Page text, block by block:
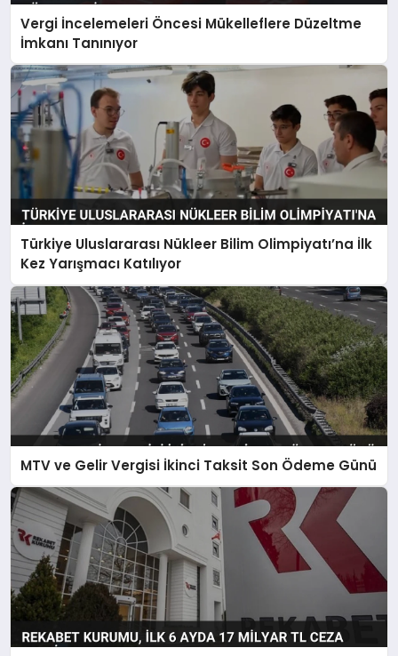
Vergi İncelemeleri Öncesi Mükelleflere Düzeltme
İmkanı Tanınıyor
Türkiye Uluslararası Nükleer Bilim Olimpiyatı’na İlk
Kez Yarışmacı Katılıyor
MTV ve Gelir Vergisi İkinci Taksit Son Ödeme Günü